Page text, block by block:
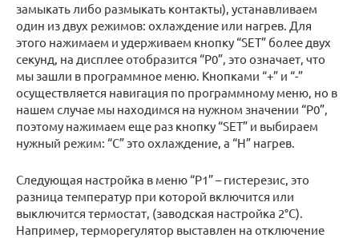
замыкать либо размыкать контакты), устанавливаем
один из двух режимов: охлаждение или нагрев. Для
этого нажимаем и удерживаем кнопку “SET” более двух
секунд, на дисплее отобразится “Р0”, это означает, что
мы зашли в программное меню. Кнопками “+” и “-”
осуществляется навигация по программному меню, но в
нашем случае мы находимся на нужном значении “Р0”,
поэтому нажимаем еще раз кнопку “SET” и выбираем
нужный режим: “С” это охлаждение, а “Н” нагрев.
Следующая настройка в меню “Р1” – гистерезис, это
разница температур при которой включится или
выключится термостат, (заводская настройка 2°C).
Например, терморегулятор выставлен на отключение